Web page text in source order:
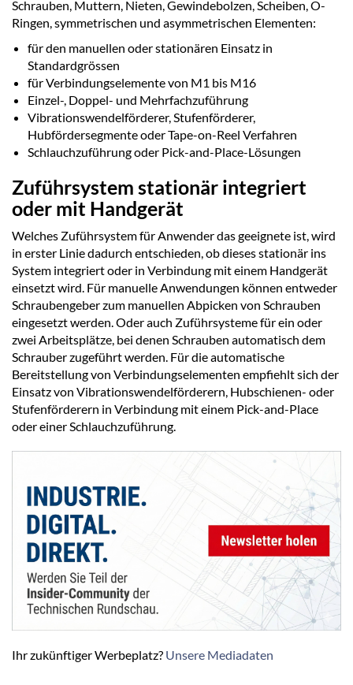
Schrauben, Muttern, Nieten, Gewindebolzen, Scheiben, O-
Ringen, symmetrischen und asymmetrischen Elementen:
für den manuellen oder stationären Einsatz in
Standardgrössen
für Verbindungselemente von M1 bis M16
Einzel-, Doppel- und Mehrfachzuführung
Vibrationswendelförderer, Stufenförderer,
Hubfördersegmente oder Tape-on-Reel Verfahren
Schlauchzuführung oder Pick-and-Place-Lösungen
Zuführsystem stationär integriert
oder mit Handgerät
Welches Zuführsystem für Anwender das geeignete ist, wird
in erster Linie dadurch entschieden, ob dieses stationär ins
System integriert oder in Verbindung mit einem Handgerät
einsetzt wird. Für manuelle Anwendungen können entweder
Schraubengeber zum manuellen Abpicken von Schrauben
eingesetzt werden. Oder auch Zuführsysteme für ein oder
zwei Arbeitsplätze, bei denen Schrauben automatisch dem
Schrauber zugeführt werden. Für die automatische
Bereitstellung von Verbindungselementen empfiehlt sich der
Einsatz von Vibrationswendelförderern, Hubschienen- oder
Stufenförderern in Verbindung mit einem Pick-and-Place
oder einer Schlauchzuführung.
Ihr zukünftiger Werbeplatz? Unsere Mediadaten